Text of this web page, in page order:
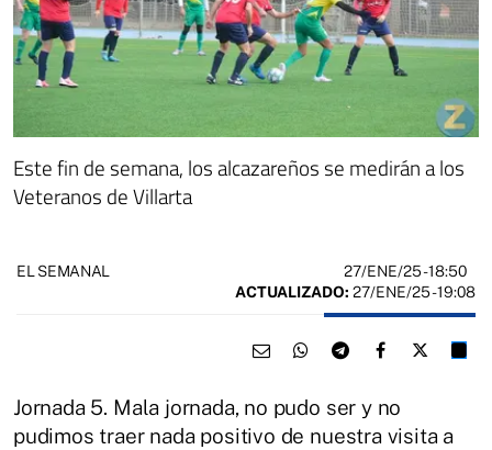
Este fin de semana, los alcazareños se medirán a los
Veteranos de Villarta
EL SEMANAL 27/ENE/25- 18:50
ACTUALIZADO: 27/ENE/25 - 19:08
Jornada 5. Mala jornada, no pudo ser y no
pudimos traer nada positivo de nuestra visita a